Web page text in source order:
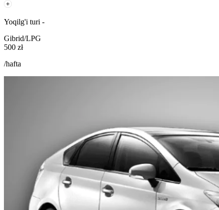
Yoqilg'i turi -
Gibrid/LPG
500 zł
/hafta